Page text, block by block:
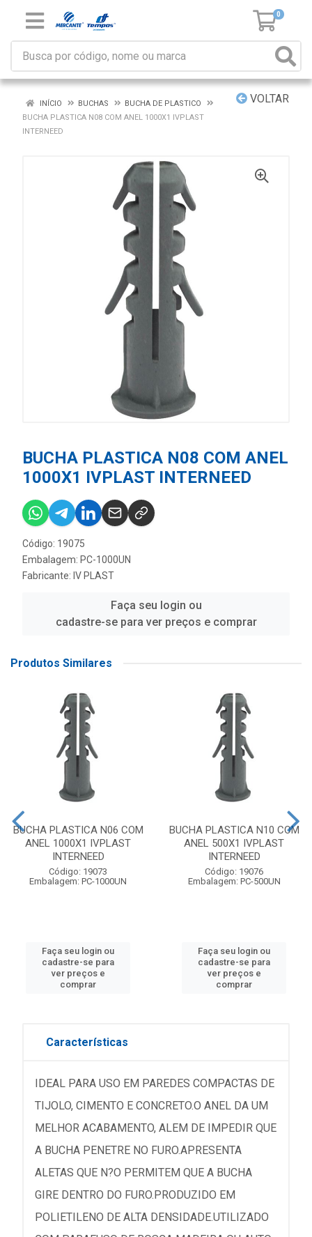
0
VOLTAR
INÍCIO BUCHAS
BUCHA DE PLASTICO
BUCHA PLASTICA N08 COM ANEL 1000X1 IVPLAST
INTERNEED
BUCHA PLASTICA N08 COM ANEL
1000X1 IVPLAST INTERNEED
Código: 19075
Embalagem: PC-1000UN
Fabricante: IV PLAST
Faça seu login ou
cadastre-se para ver preços e comprar
Produtos Similares
BUCHA PLASTICA N06 COM
ANEL 1000X1 IVPLAST
INTERNEED
Código: 19073
Embalagem: PC-1000UN
Faça seu login ou
cadastre-se para
ver preços e
comprar
BUCHA PLASTICA N10 COM
ANEL 500X1 IVPLAST
INTERNEED
Código: 19076
Embalagem: PC-500UN
Faça seu login ou
cadastre-se para
ver preços e
comprar
Características
IDEAL PARA USO EM PAREDES COMPACTAS DE
TIJOLO, CIMENTO E CONCRETO.O ANEL DA UM
MELHOR ACABAMENTO, ALEM DE IMPEDIR QUE
A BUCHA PENETRE NO FURO.APRESENTA
ALETAS QUE N?O PERMITEM QUE A BUCHA
GIRE DENTRO DO FURO.PRODUZIDO EM
POLIETILENO DE ALTA DENSIDADE.UTILIZADO